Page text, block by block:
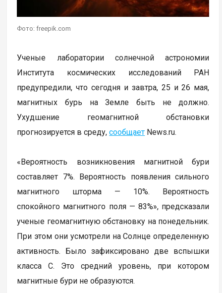
Фото: freepik.com
Ученые лаборатории солнечной астрономии
Института космических исследований РАН
предупредили, что сегодня и завтра, 25 и 26 мая,
магнитных бурь на Земле быть не должно.
Ухудшение геомагнитной обстановки
прогнозируется в среду,сообщает News.ru.
«Вероятность возникновения магнитной бури
составляет 7%. Вероятность появления сильного
магнитного шторма — 10%. Вероятность
спокойного магнитного поля — 83%», предсказали
ученые геомагнитную обстановку на понедельник.
При этом они усмотрели на Солнце определенную
активность. Было зафиксировано две вспышки
класса С. Это средний уровень, при котором
магнитные бури не образуются.